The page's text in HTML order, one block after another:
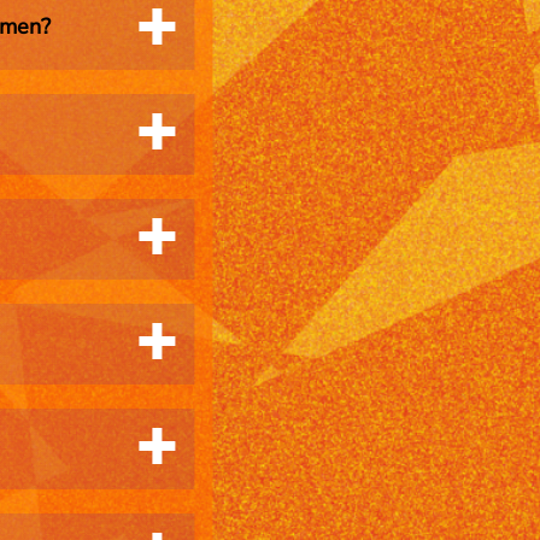
Vor allem
auf einen
keine Speisen
werden. Das
davon sind
verschiedene
Blühwiesen
Pollenquellen
ausgeschildert
helfen dir